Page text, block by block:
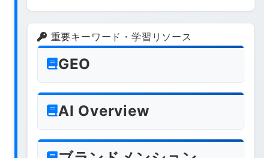
重要キーワード・学習リソース
GEO
AI Overview